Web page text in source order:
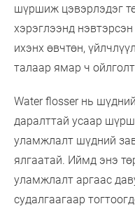
шүршиж цэвэрлэдэг
хэрэглээнд
ихэнх өвчтөн,
талаар ямар ч
Water flosser нь
даралттай усаар
уламжлалт шүдний
ялгаатай. Иймд энэ
уламжлалт аргаас
судалгаагаар